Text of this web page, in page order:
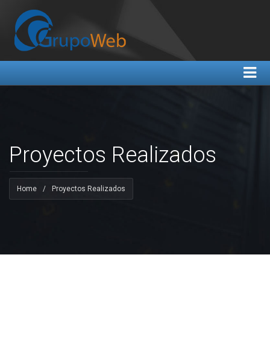
Proyectos Realizados
Home / Proyectos Realizados